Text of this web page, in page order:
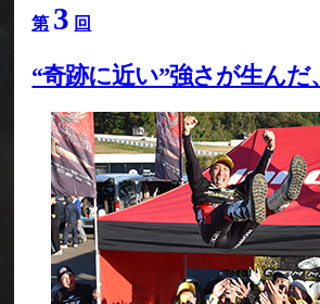
第 3 回
“奇跡に近い”強さが生んだ